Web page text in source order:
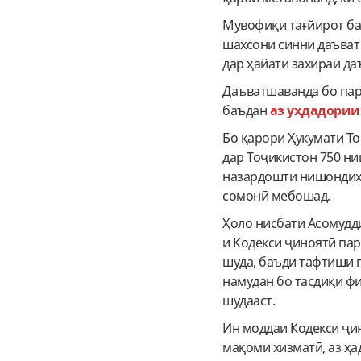
Мувофиқи тағйирот
шахсони синни
дар ҳайати захираи
Даъватшаванда бо
баъданаз
Бо қарори Ҳукумати
дар Тоҷикистон 750
назардошти
сомонӣ мебошад.
Ҳоло нисбати
и Кодекси ҷиноятӣ
шуда, баъди тафтиши
намудан бо тасдиқи
шудааст.
Ин моддаи Кодекси
мақоми хизматӣ, аз